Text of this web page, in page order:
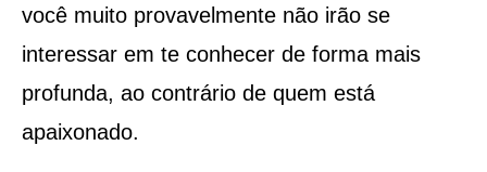
você muito provavelmente não irão se
interessar em te conhecer de forma mais
profunda, ao contrário de quem está
apaixonado.